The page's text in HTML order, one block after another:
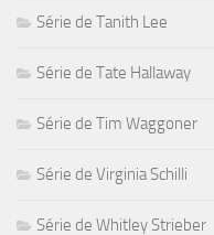
Série de Tanith Lee
Série de Tate Hallaway
Série de Tim Waggoner
Série de Virginia Schilli
Série de Whitley Strieber